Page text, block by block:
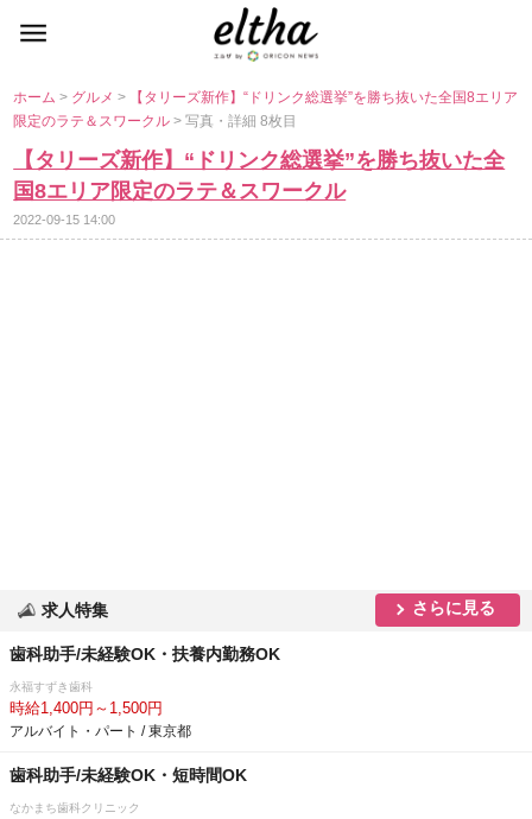
ホーム> グルメ>
【タリーズ新作】“ドリンク総選挙”を勝ち抜いた全国8エリア
限定のラテ＆スワークル> 写真・詳細 8枚目
【タリーズ新作】“ドリンク総選挙”を勝ち抜いた全
国8エリア限定のラテ＆スワークル
2022-09-15 14:00
求人特集 さらに見る
歯科助手/未経験OK・扶養内勤務OK
永福すずき歯科
時給1,400円～1,500円
アルバイト・パート / 東京都
歯科助手/未経験OK・短時間OK
なかまち歯科クリニック